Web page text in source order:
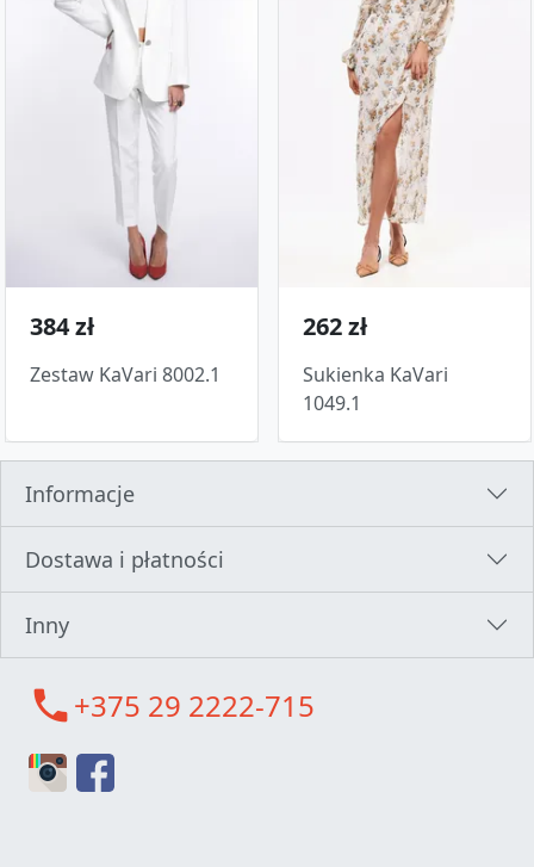
384 zł
Zestaw KaVari 8002.1
262 zł
Sukienka KaVari
1049.1
Informacje
Dostawa i płatności
Inny
call+375 29 2222-715